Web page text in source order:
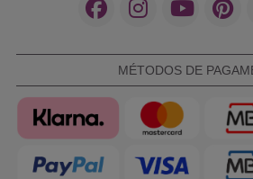
MÉTODOS DE